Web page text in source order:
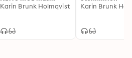
Karin Brunk Holmqvist
Karin Brunk